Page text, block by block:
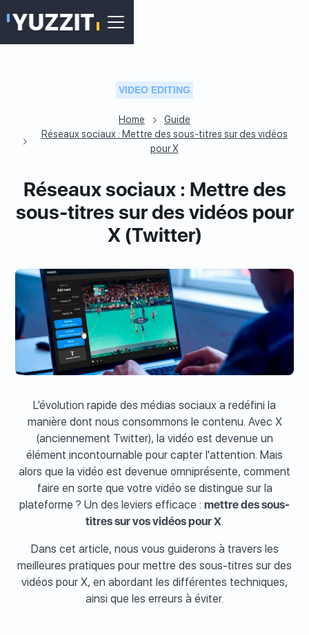
VIDEO EDITING
Home
Guide
Réseaux sociaux : Mettre des sous-titres sur des vidéos
pour X
Réseaux sociaux : Mettre des
sous-titres sur des vidéos pour
X (Twitter)
L’évolution rapide des médias sociaux a redéfini la
manière dont nous consommons le contenu. Avec X
(anciennement Twitter), la vidéo est devenue un
élément incontournable pour capter l'attention. Mais
alors que la vidéo est devenue omniprésente, comment
faire en sorte que votre vidéo se distingue sur la
plateforme ? Un des leviers efficace : mettre des sous-
titres sur vos vidéos pour X.
Dans cet article, nous vous guiderons à travers les
meilleures pratiques pour mettre des sous-titres sur des
vidéos pour X, en abordant les différentes techniques,
ainsi que les erreurs à éviter.